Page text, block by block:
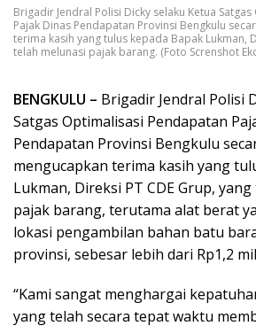
Brigadir Jendral Polisi Dicky selaku Ketua
Pajak Dinas Pendapatan Provinsi Bengkulu
terima kasih yang tulus kepada Bapak Lukman,
telah melunasi pajak barang. (Foto Screnshot
BENGKULU – Brigadir Jendral Polisi
Satgas Optimalisasi Pendapatan
Pendapatan Provinsi Bengkulu
mengucapkan terima kasih yang
Lukman, Direksi PT CDE Grup,
pajak barang, terutama alat berat
lokasi pengambilan bahan batu
provinsi, sebesar lebih dari Rp1,2
“Kami sangat menghargai
yang telah secara tepat waktu